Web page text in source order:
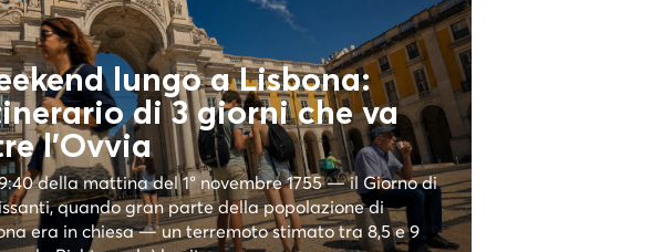
lungo a Lisbona:
di 3 giorni che va
l'Ovvia
della mattina del 1° novembre 1755 — il Giorno di
quando gran parte della popolazione di
era in chiesa — un terremoto stimato tra 8,5 e 9